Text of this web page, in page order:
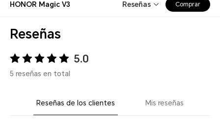
HONOR Magic V3 Reseñas Comprar
Reseñas
5.0
5 reseñas en total
Reseñas de los clientes Mis reseñas